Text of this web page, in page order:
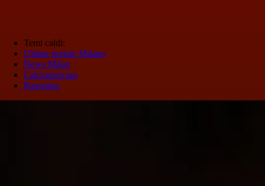
Temi caldi:
Ultime notizie Milano
News Milan
Calciomercato
Rassegna